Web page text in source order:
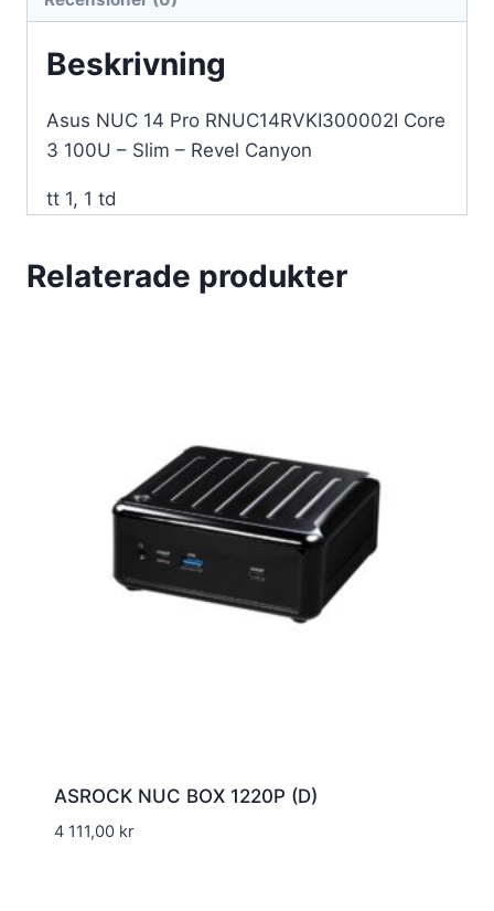
Beskrivning
Asus NUC 14 Pro RNUC14RVKI300002I Core
3 100U – Slim – Revel Canyon
tt 1, 1 td
Relaterade produkter
ASROCK NUC BOX 1220P (D)
4 111,00 kr